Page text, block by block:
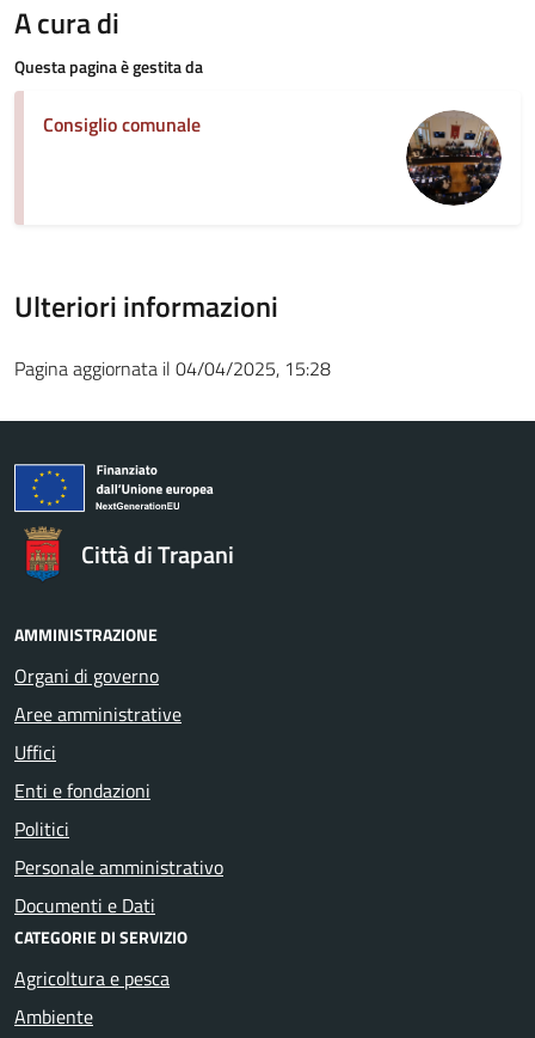
A cura di
Questa pagina è gestita da
Consiglio comunale
Ulteriori informazioni
Pagina aggiornata il 04/04/2025, 15:28
Città di Trapani
AMMINISTRAZIONE
Organi di governo
Aree amministrative
Uffici
Enti e fondazioni
Politici
Personale amministrativo
Documenti e Dati
CATEGORIE DI SERVIZIO
Agricoltura e pesca
Ambiente